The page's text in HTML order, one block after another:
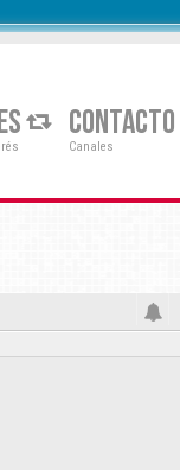
CONTACTO
Canales